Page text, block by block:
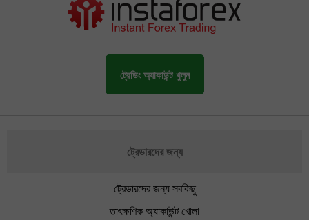
ট্রেডিং অ্যাকাউন্ট খুলুন
ট্রেডারদের জন্য
ট্রেডারদের জন্য সবকিছু
তাৎক্ষণিক অ্যাকাউন্ট খোলা